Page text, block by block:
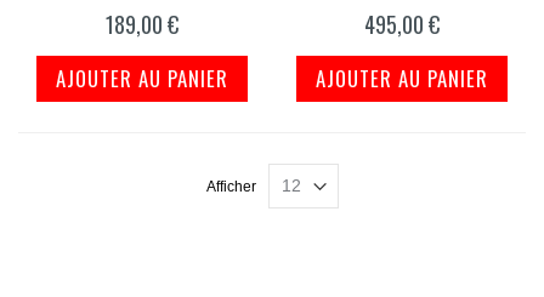
189,00 €
AJOUTER AU PANIER
495,00 €
AJOUTER AU PANIER
Afficher